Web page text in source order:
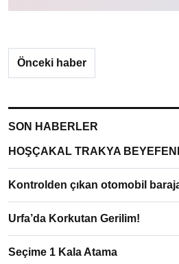
Önceki haber
SON HABERLER
HOŞÇAKAL TRAKYA
Kontrolden çıkan otomobil
Urfa’da Korkutan Gerilim!
Seçime 1 Kala Atama